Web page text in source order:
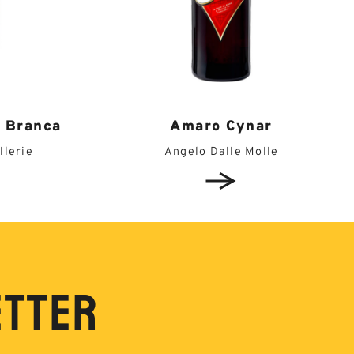
Amaro Cynar
Angelo Dalle Molle